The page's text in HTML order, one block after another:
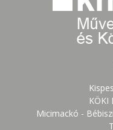
KÖKI
Micimackó -